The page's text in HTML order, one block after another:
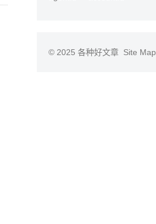
© 2025 各种好文章 Site Map